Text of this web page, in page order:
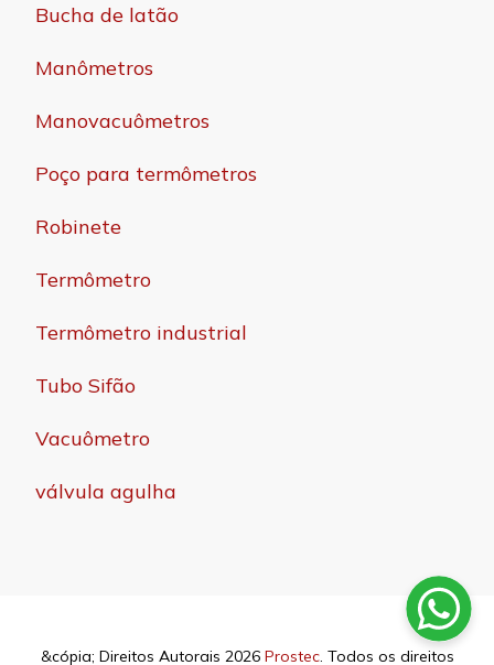
Bucha de latão
Manômetros
Manovacuômetros
Poço para termômetros
Robinete
Termômetro
Termômetro industrial
Tubo Sifão
Vacuômetro
válvula agulha
&cópia; Direitos Autorais 2026 Prostec. Todos os direitos